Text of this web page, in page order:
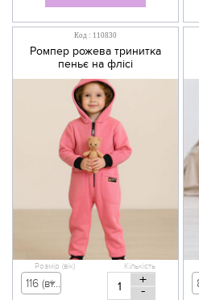
Код : 110830
Ромпер рожева тринитка
пеньє на флісі
Розмір (вік)
116 (вік 5-6 р) - 800,00 грн
Кількість
+
-